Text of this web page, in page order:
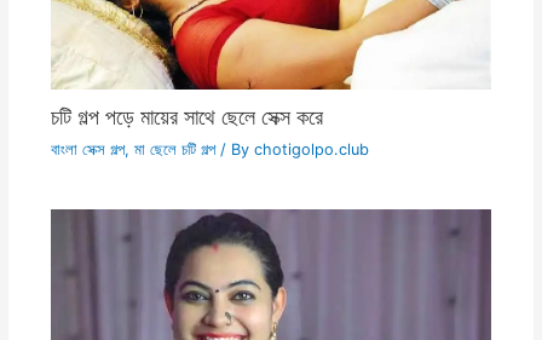
চটি গল্প পড়ে মায়ের সাথে ছেলে সেক্স করে
বাংলা সেক্স গল্প, মা ছেলে চটি গল্প/ By chotigolpo.club